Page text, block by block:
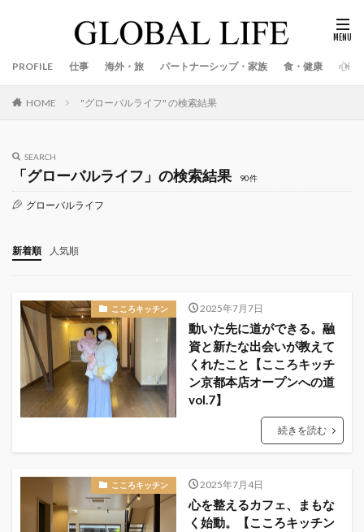
PROFILE 仕事 海外・旅 パートナーシップ・家族 食・健康 心
HOME "グローバルライフ" の検索結果
SEARCH
「グローバルライフ」の検索結果 90件
グローバルライフ
新着順 人気順
こころキッチン 2025年7月7日
動いた先に道ができる。融
資と新たな出会いが教えて
くれたこと【こころキッチ
ン京都本店オープンへの道
vol.7】
続きを読む
こころキッチン 2025年7月4日
心を整えるカフェ、まもな
く始動。【こころキッチン